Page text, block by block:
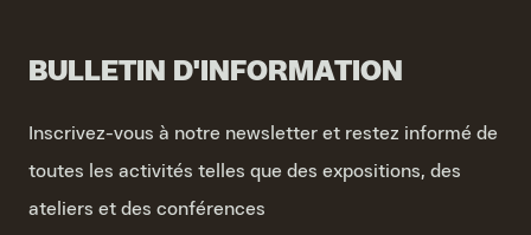
BULLETIN D'INFORMATION
Inscrivez-vous à notre newsletter et restez informé de
toutes les activités telles que des expositions, des
ateliers et des conférences